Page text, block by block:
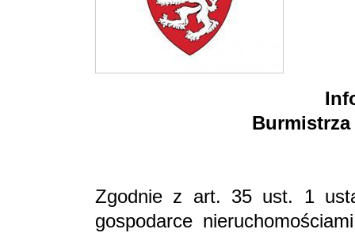
Burmistrza
Zgodnie z art. 35 ust. 1
gospodarce